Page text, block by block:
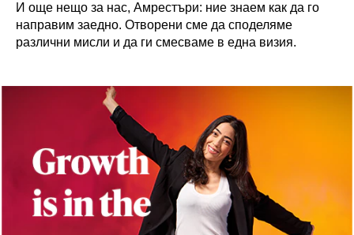
И още нещо за нас, Амрестъри: ние знаем как да го
направим заедно. Отворени сме да споделяме
различни мисли и да ги смесваме в една визия.